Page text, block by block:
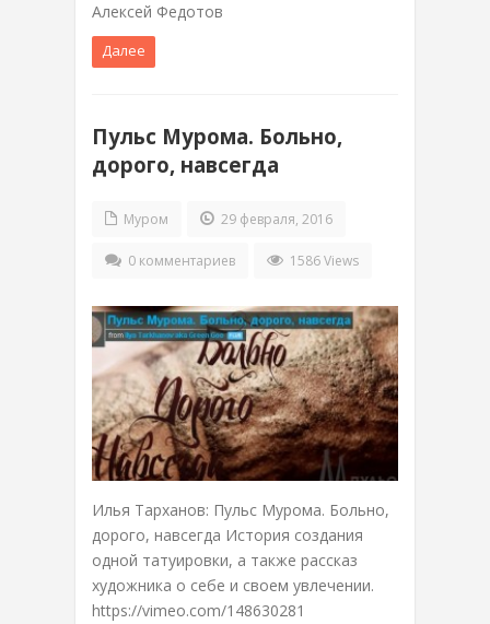
Алексей Федотов
Далее
Пульс Мурома. Больно,
дорого, навсегда
Муром 29 февраля, 2016
0 комментариев 1586 Views
Илья Тарханов: Пульс Мурома. Больно,
дорого, навсегда История создания
одной татуировки, а также рассказ
художника о себе и своем увлечении.
https://vimeo.com/148630281